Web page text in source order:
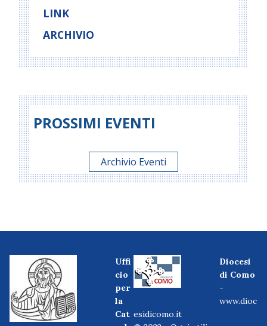
LINK
ARCHIVIO
PROSSIMI EVENTI
Archivio Eventi
Uffi
cio
per
la
Cat
Diocesi
di Como
-
www.dioc
esidicomo.it